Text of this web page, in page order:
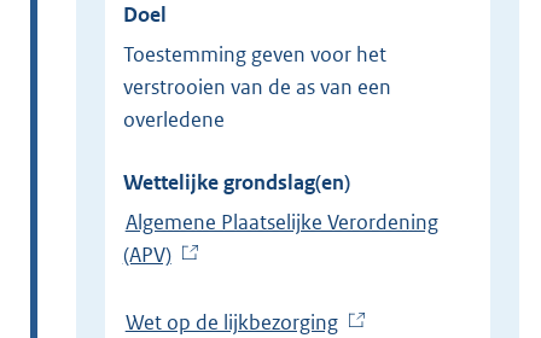
Doel
Toestemming geven voor het
verstrooien van de as van een
overledene
Wettelijke grondslag(en)
Algemene Plaatselijke Verordening
(APV)(
x
Wet op de lijkbezorging(